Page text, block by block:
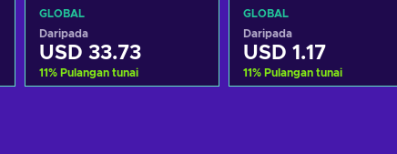
GLOBAL
Daripada
USD 33.73
11% Pulangan tunai
GLOBAL
Daripada
USD 1.17
11% Pulangan tunai